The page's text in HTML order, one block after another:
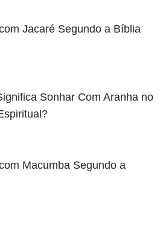
Jacaré Segundo a Bíblia
Sonhar Com Aranha no
Macumba Segundo a